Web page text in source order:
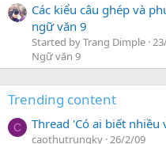
Các kiểu câu ghép và
ngữ văn 9
Started by Trang Dimple
Ngữ văn 9
Trending content
C Thread 'Có ai biết
caothutrungky 26/2/09